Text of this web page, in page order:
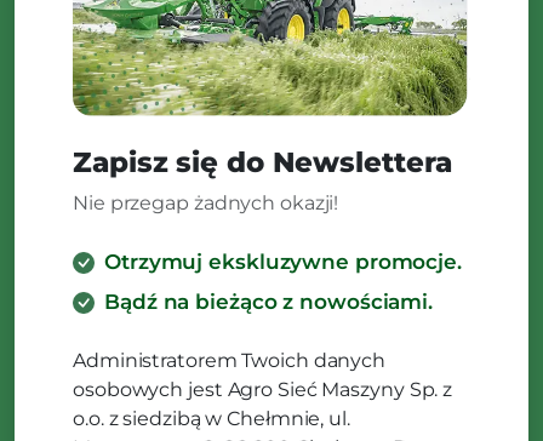
Zapisz się do Newslettera
Nie przegap żadnych okazji!
Otrzymuj ekskluzywne promocje.
Bądź na bieżąco z nowościami.
Administratorem Twoich danych
osobowych jest Agro Sieć Maszyny Sp. z
o.o. z siedzibą w Chełmnie, ul.